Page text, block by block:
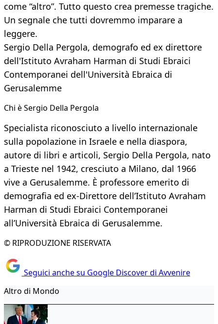
come “altro”. Tutto questo crea premesse tragiche.
Un segnale che tutti dovremmo imparare a
leggere.
Sergio Della Pergola, demografo ed ex direttore
dell'Istituto Avraham Harman di Studi Ebraici
Contemporanei dell'Università Ebraica di
Gerusalemme
Chi è Sergio Della Pergola
Specialista riconosciuto a livello internazionale
sulla popolazione in Israele e nella diaspora,
autore di libri e articoli, Sergio Della Pergola, nato
a Trieste nel 1942, cresciuto a Milano, dal 1966
vive a Gerusalemme. È professore emerito di
demografia ed ex-Direttore dell’Istituto Avraham
Harman di Studi Ebraici Contemporanei
all’Università Ebraica di Gerusalemme.
© RIPRODUZIONE RISERVATA
Seguici anche su Google Discover di Avvenire
Altro di Mondo